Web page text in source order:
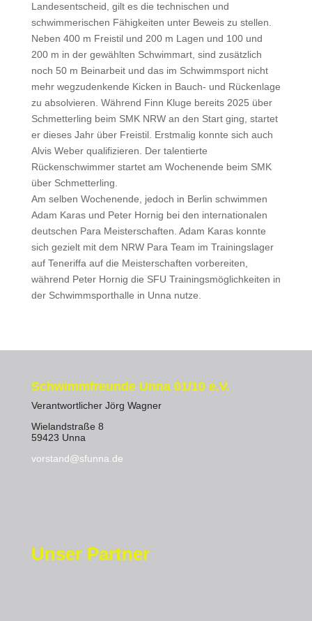
Landesentscheid, gilt es die technischen und
schwimmerischen Fähigkeiten unter Beweis zu stellen.
Neben 400 m Freistil und 200 m Lagen und 100 und
200 m in der gewählten Schwimmart, sind zusätzlich
noch 50 m Beinarbeit und das im Schwimmsport nicht
mehr wegzudenkende Kicken in Bauch- und Rückenlage
zu absolvieren. Während Finn Kluge bereits 2025 über
Schmetterling beim SMK NRW an den Start ging, startet
er dieses Jahr über Freistil. Erstmalig konnte sich auch
Alvis Weber qualifizieren. Der talentierte
Rückenschwimmer startet am Wochenende beim SMK
über Schmetterling.
Am selben Wochenende, jedoch in Berlin schwimmen
Adam Karas und Peter Hornig bei den internationalen
deutschen Para Meisterschaften. Adam Karas konnte
sich gezielt mit dem NRW Para Team im Trainingslager
auf Teneriffa auf die Meisterschaften vorbereiten,
während Peter Hornig die SFU Trainingsmöglichkeiten in
der Schwimmsporthalle in Unna nutze.
Schwimmfreunde Unna 01/10 e.V.
Verantwortlicher Jörg Wagner
Wielandstraße 8
59423 Unna
vorstand@sfunna.de
Unser Partner